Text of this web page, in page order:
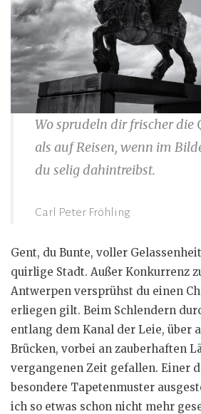
Wo sprudeln dir frischer die
als auf Reisen, wenn im
du selig dahintreibst.
Carl Peter Fröhling
Gent, du Bunte, voller
quirlige Stadt. Außer Konkurrenz
Antwerpen versprühst du einen
erliegen gilt. Beim Schlendern
entlang dem Kanal der Leie, über
Brücken, vorbei an zauberhaften
vergangenen Zeit gefallen. Einer
besondere Tapetenmuster
ich so etwas schon nicht mehr